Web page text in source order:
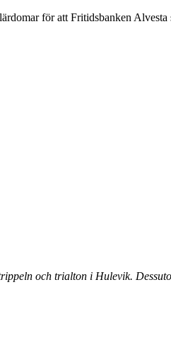
för att Fritidsbanken Alvesta
och trialton i Hulevik.